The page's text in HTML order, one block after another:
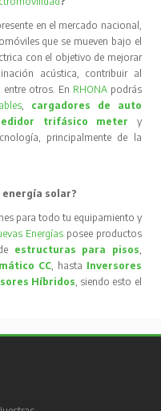
en el mercado nacional,
que se mueven bajo el
con el objetivo de mejorar
acústica, contribuir al
entre otros. En RHONA podrás
, cargadores de auto
trifásico meter
y
principalmente de la
solar?
para todo tu equipamiento y
Energíasposee productos
estructuras para pisos,
CC, hasta Inversores
Híbridos, siendo esto el